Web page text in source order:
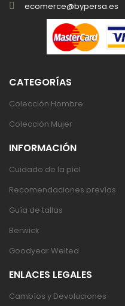
ecomerce@bypersa.es
CATEGORÍAS
Colección Hombre
Colección Mujer
INFORMACIÓN
Cuidado de la piel
Recomendaciones prevías
Guía de tallas
Berwick
Goodyear Welted
ENLACES LEGALES
Cambíos y Devoluciones